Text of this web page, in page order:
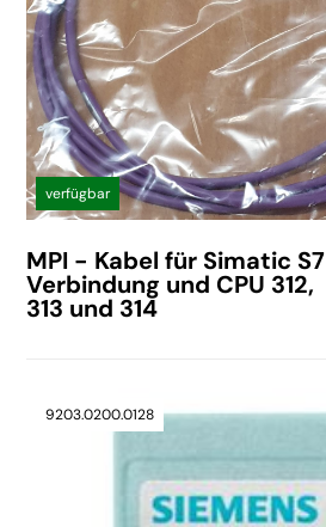
verfügbar
MPI - Kabel für Simatic S7
Verbindung und CPU 312,
313 und 314
9203.0200.0128